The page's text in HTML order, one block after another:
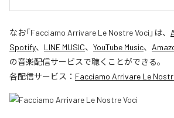
なお「Facciamo Arrivare Le Nostre Voci 」は、
Spotify、 LINE MUSIC、 YouTube Music、
の音楽配信サービスで聴くことができる。
各配信サービス： Facciamo Arrivare Le